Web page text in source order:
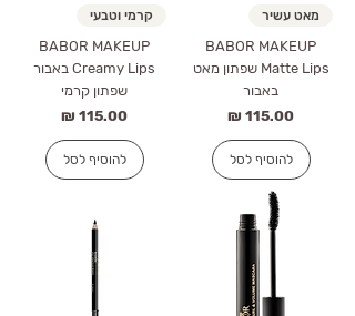
מאט עשיר
BABOR MAKEUP
Matte Lips שפתון מאט
באבור
מחיר
להוסיף לסל
קרמי וטבעי
BABOR MAKEUP
Creamy Lips באבור
שפתון קרמי
מחיר
להוסיף לסל